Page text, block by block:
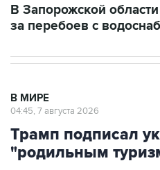
В Запорожской
за перебоев с
В МИРЕ
04:45, 7 августа 2026
Трамп подписал
"родильным